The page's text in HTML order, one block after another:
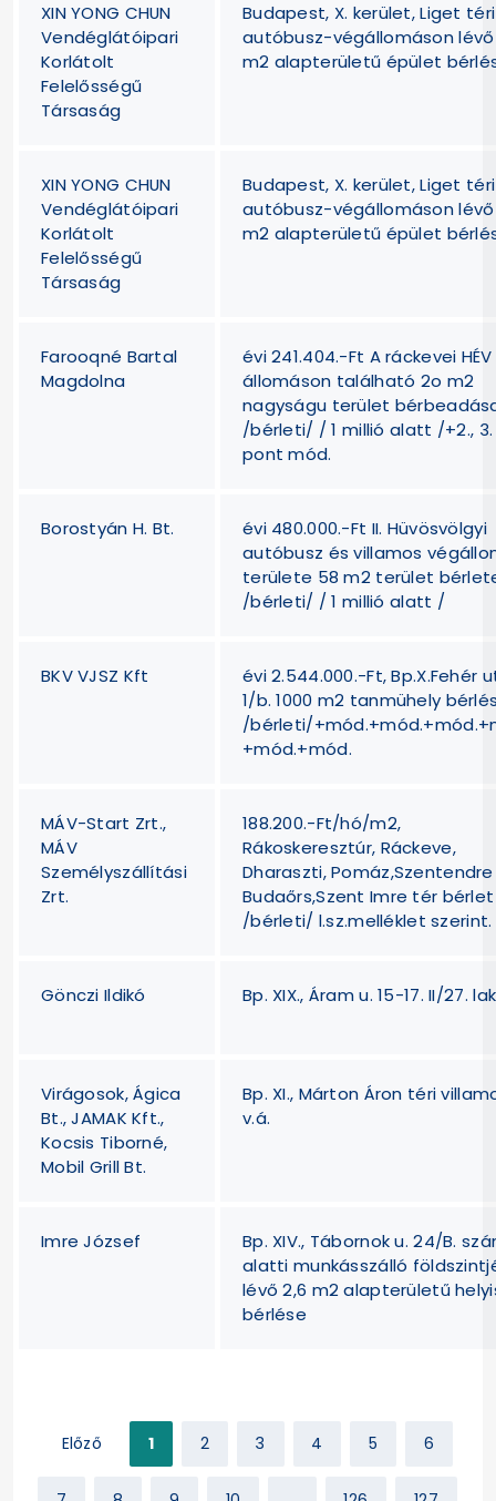
XIN YONG CHUN
Vendéglátóipari
Korlátolt
Felelősségű
Társaság
Budapest, X. kerület, Liget téri
autóbusz-végállomáson
m2 alapterületű épület
XIN YONG CHUN
Vendéglátóipari
Korlátolt
Felelősségű
Társaság
Budapest, X. kerület, Liget téri
autóbusz-végállomáson
m2 alapterületű épület
Farooqné Bartal
Magdolna
évi 241.404.-Ft A ráckevei HÉV
állomáson található 2o m2
nagyságu terület
/bérleti/ / 1 millió alatt /+2., 3.
pont mód.
Borostyán H. Bt.
évi 480.000.-Ft II. Hüvösvölgyi
autóbusz és villamos
területe 58 m2 terület
/bérleti/ / 1 millió alatt /
BKV VJSZ Kft
évi 2.544.000.-Ft, Bp.X.Fehér
1/b. 1000 m2 tanmühely
/bérleti/
+mód.+mód.
MÁV-Start Zrt.,
MÁV
Személyszállítási
Zrt.
188.200.-Ft/hó/m2,
Rákoskeresztúr, Ráckeve,
Dharaszti, Pomáz,Szentendre
Budaőrs,Szent Imre tér bérlet
/bérleti/ l.sz.melléklet szerint.
Gönczi Ildikó Bp. XIX., Áram u. 15-17. II/27.
Virágosok, Ágica
Bt., JAMAK Kft.,
Kocsis Tiborné,
Mobil Grill Bt.
Bp. XI., Márton Áron téri
v.á.
Imre József
Bp. XIV., Tábornok u. 24/B.
alatti munkásszálló
lévő 2,6 m2 alapterületű
bérlése
Előző 1 2 3 4 5 6